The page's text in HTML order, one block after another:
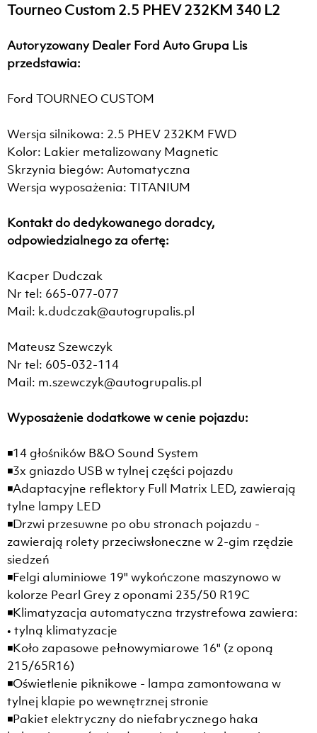
Tourneo Custom 2.5 PHEV 232KM 340 L2
Autoryzowany Dealer Ford Auto Grupa Lis
przedstawia:
Ford TOURNEO CUSTOM
Wersja silnikowa: 2.5 PHEV 232KM FWD
Kolor: Lakier metalizowany Magnetic
Skrzynia biegów: Automatyczna
Wersja wyposażenia: TITANIUM
Kontakt do dedykowanego doradcy,
odpowiedzialnego za ofertę:
Kacper Dudczak
Nr tel: 665-077-077
Mail: k.dudczak@autogrupalis.pl
Mateusz Szewczyk
Nr tel: 605-032-114
Mail: m.szewczyk@autogrupalis.pl
Wyposażenie dodatkowe w cenie pojazdu:
◾14 głośników B&O Sound System
◾3x gniazdo USB w tylnej części pojazdu
◾Adaptacyjne reflektory Full Matrix LED, zawierają
tylne lampy LED
◾Drzwi przesuwne po obu stronach pojazdu -
zawierają rolety przeciwsłoneczne w 2-gim rzędzie
siedzeń
◾Felgi aluminiowe 19" wykończone maszynowo w
kolorze Pearl Grey z oponami 235/50 R19C
◾Klimatyzacja automatyczna trzystrefowa zawiera:
• tylną klimatyzacje
◾Koło zapasowe pełnowymiarowe 16" (z oponą
215/65R16)
◾Oświetlenie piknikowe - lampa zamontowana w
tylnej klapie po wewnętrznej stronie
◾Pakiet elektryczny do niefabrycznego haka